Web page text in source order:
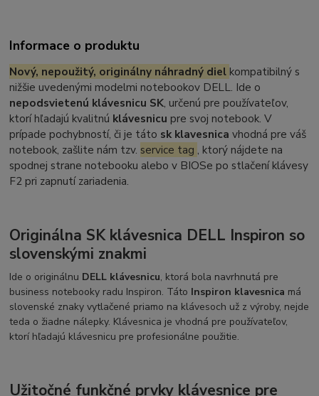
Informace o produktu
Nový, nepoužitý, originálny náhradný diel kompatibilný s
nižšie uvedenými modelmi notebookov DELL. Ide o
nepodsvietenú klávesnicu SK, určenú pre používateľov,
ktorí hľadajú kvalitnú klávesnicu pre svoj notebook. V
prípade pochybností, či je táto sk klavesnica vhodná pre váš
notebook, zašlite nám tzv. service tag , ktorý nájdete na
spodnej strane notebooku alebo v BIOSe po stlačení klávesy
F2 pri zapnutí zariadenia.
Originálna SK klávesnica DELL Inspiron so
slovenskými znakmi
Ide o originálnu DELL klávesnicu, ktorá bola navrhnutá pre
business notebooky radu Inspiron. Táto Inspiron klavesnica má
slovenské znaky vytlačené priamo na klávesoch už z výroby, nejde
teda o žiadne nálepky. Klávesnica je vhodná pre používateľov,
ktorí hľadajú klávesnicu pre profesionálne použitie.
Užitočné funkčné prvky klávesnice pre